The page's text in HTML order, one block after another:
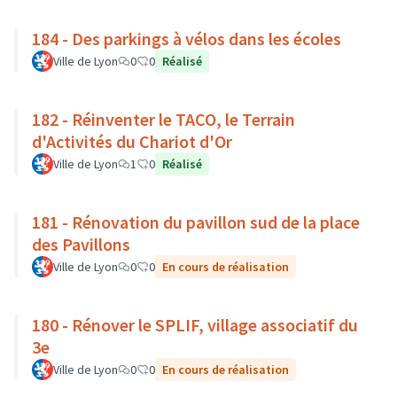
184 - Des parkings à vélos dans les écoles
Ville de Lyon 0 0 Réalisé
182 - Réinventer le TACO, le Terrain
d'Activités du Chariot d'Or
Ville de Lyon 1 0 Réalisé
181 - Rénovation du pavillon sud de la place
des Pavillons
Ville de Lyon 0 0 En cours de réalisation
180 - Rénover le SPLIF, village associatif du
3e
Ville de Lyon 0 0 En cours de réalisation